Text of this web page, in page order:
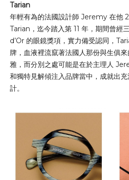
Tarian
年輕有為的法國設計師 Jeremy 在他
Tarian，迄今踏入第 11 年，期間曾經
d’Or 的眼鏡獎項，實力備受認同，
牌，血液裡流竄著法國人那份與生俱
雅，而分別之處可能是在於主理人
和獨特見解傾注入品牌當中，成就出
計。